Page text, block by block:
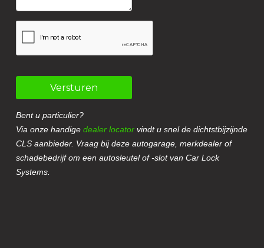
Versturen
Bent u particulier?
Via onze handigedealer locator vindt u snel de dichtstbijzijnde
CLS aanbieder. Vraag bij deze autogarage, merkdealer of
schadebedrijf om een autosleutel of -slot van Car Lock
Systems.